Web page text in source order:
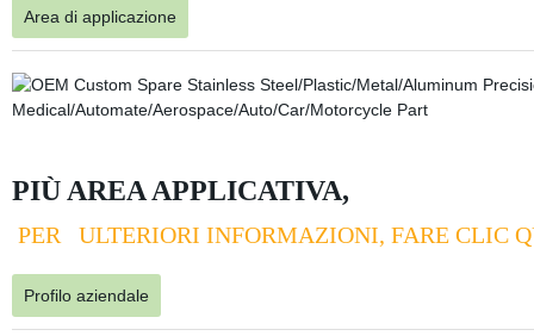
Area di applicazione
PIÙ AREA APPLICATIVA,
PER ULTERIORI INFORMAZIONI, FARE CLIC
Profilo aziendale